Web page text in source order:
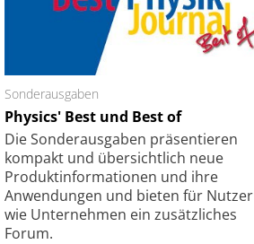
Sonderausgaben
Physics' Best und Best of
Die Sonder­ausgaben präsentieren
kompakt und übersichtlich neue
Produkt­informationen und ihre
Anwendungen und bieten für Nutzer
wie Unternehmen ein zusätzliches
Forum.
Elektronenmikroskopie auf
kleinstem Raum